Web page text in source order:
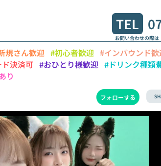
TEL
お問い合わせの際
規さん歓迎 #初心者歓迎 #インバウンド
決済可 #おひとり様歓迎 #ドリンク種類
り
フォローする